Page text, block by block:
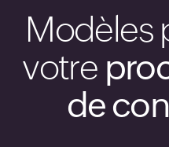
Modèles
votre
de